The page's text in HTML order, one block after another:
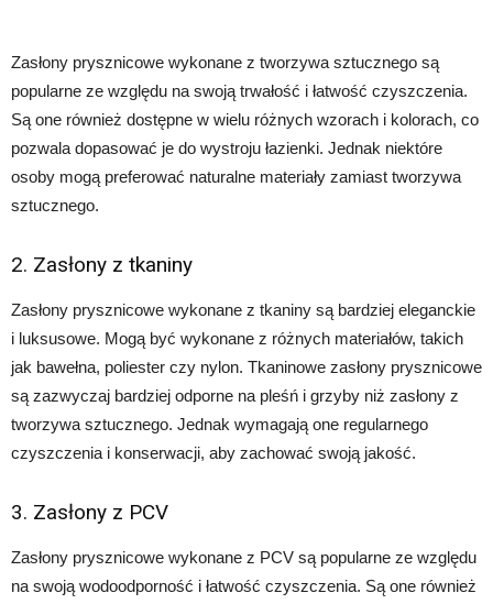
Zasłony prysznicowe wykonane z tworzywa sztucznego są
popularne ze względu na swoją trwałość i łatwość czyszczenia.
Są one również dostępne w wielu różnych wzorach i kolorach, co
pozwala dopasować je do wystroju łazienki. Jednak niektóre
osoby mogą preferować naturalne materiały zamiast tworzywa
sztucznego.
2. Zasłony z tkaniny
Zasłony prysznicowe wykonane z tkaniny są bardziej eleganckie
i luksusowe. Mogą być wykonane z różnych materiałów, takich
jak bawełna, poliester czy nylon. Tkaninowe zasłony prysznicowe
są zazwyczaj bardziej odporne na pleśń i grzyby niż zasłony z
tworzywa sztucznego. Jednak wymagają one regularnego
czyszczenia i konserwacji, aby zachować swoją jakość.
3. Zasłony z PCV
Zasłony prysznicowe wykonane z PCV są popularne ze względu
na swoją wodoodporność i łatwość czyszczenia. Są one również